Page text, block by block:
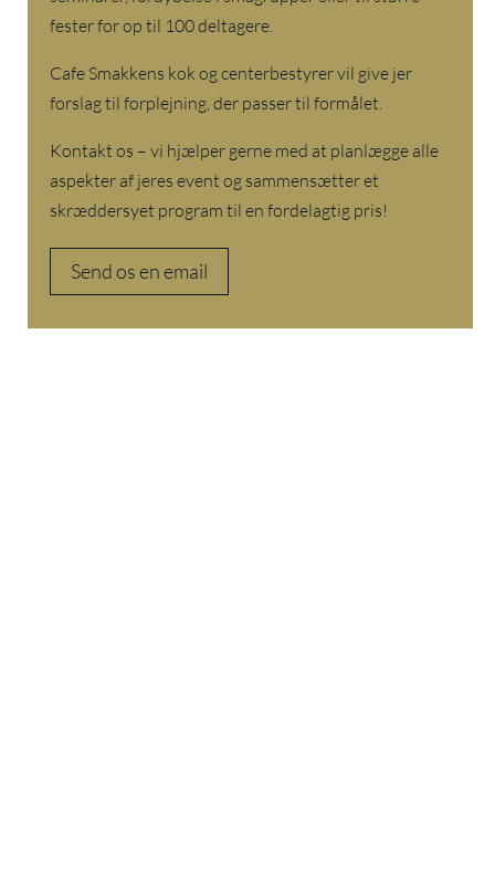
fester for op til 100 deltagere.
Cafe Smakkens kok og centerbestyrer vil give jer
forslag til forplejning, der passer til formålet.
Kontakt os – vi hjælper gerne med at planlægge alle
aspekter af jeres event og sammensætter et
skræddersyet program til en fordelagtig pris!
Send os en email